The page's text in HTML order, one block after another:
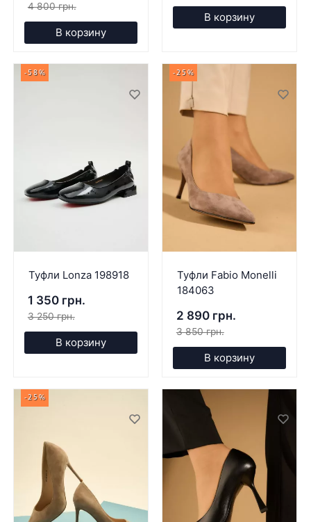
4 800 грн.
В корзину
В корзину
-58%
Туфли Lonza 198918
1 350 грн.
3 250 грн.
В корзину
-25%
Туфли Fabio Monelli
184063
2 890 грн.
3 850 грн.
В корзину
-25%